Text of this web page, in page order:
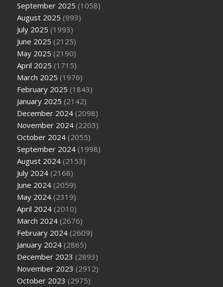
September 2025 (1058)
August 2025 (993)
July 2025 (1993)
June 2025 (2125)
May 2025 (2190)
April 2025 (1715)
March 2025 (1976)
February 2025 (1843)
January 2025 (2142)
December 2024 (2098)
November 2024 (2203)
October 2024 (2055)
September 2024 (1998)
August 2024 (2153)
July 2024 (2168)
June 2024 (2059)
May 2024 (2319)
April 2024 (2010)
March 2024 (2676)
February 2024 (2609)
January 2024 (2865)
December 2023 (2893)
November 2023 (2912)
October 2023 (2975)